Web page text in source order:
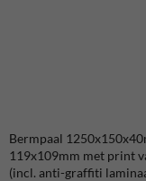
Bermpaal
119x109mm met print
(incl. anti-graffiti